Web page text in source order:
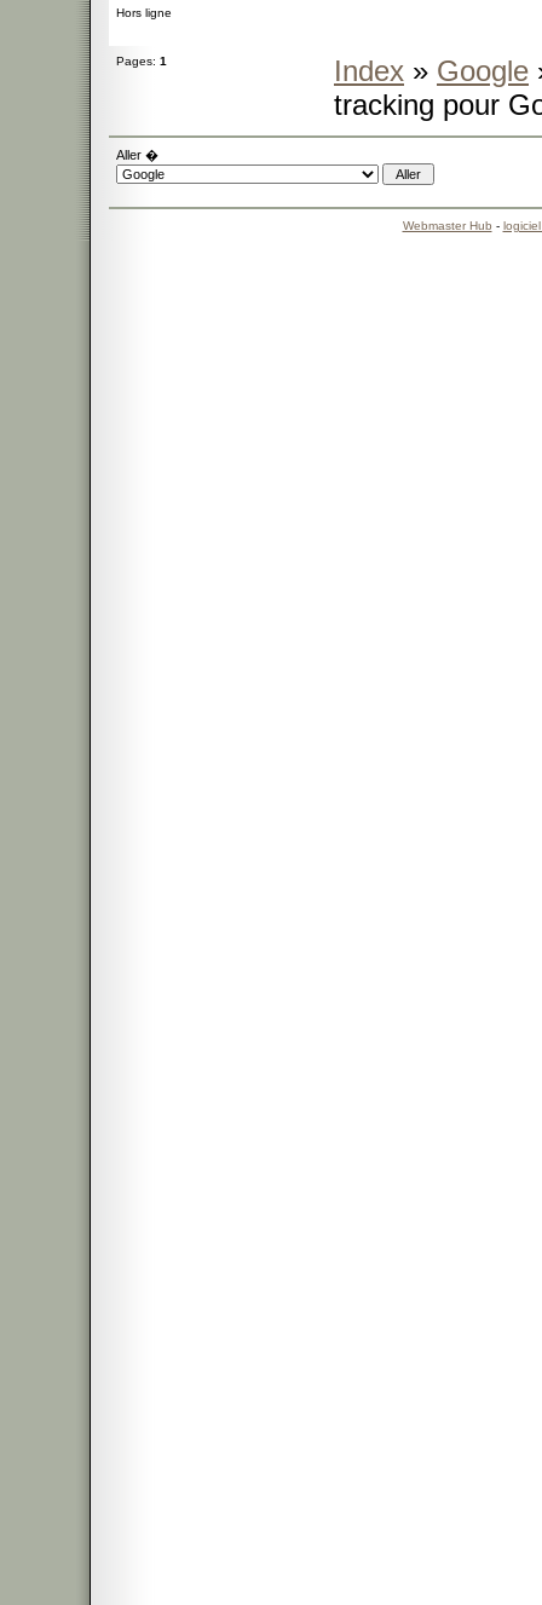
Hors ligne
Pages: 1 Index » Google
tracking pour
Aller �
Webmaster Hub -